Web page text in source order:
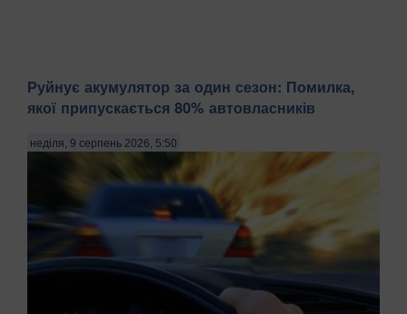
Руйнує акумулятор за один сезон: Помилка,
якої припускається 80% автовласників
неділя, 9 серпень 2026, 5:50